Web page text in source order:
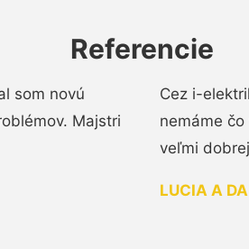
Referencie
som novú
Majstri
Cez i-
nemáme
veľmi
LUCIA A